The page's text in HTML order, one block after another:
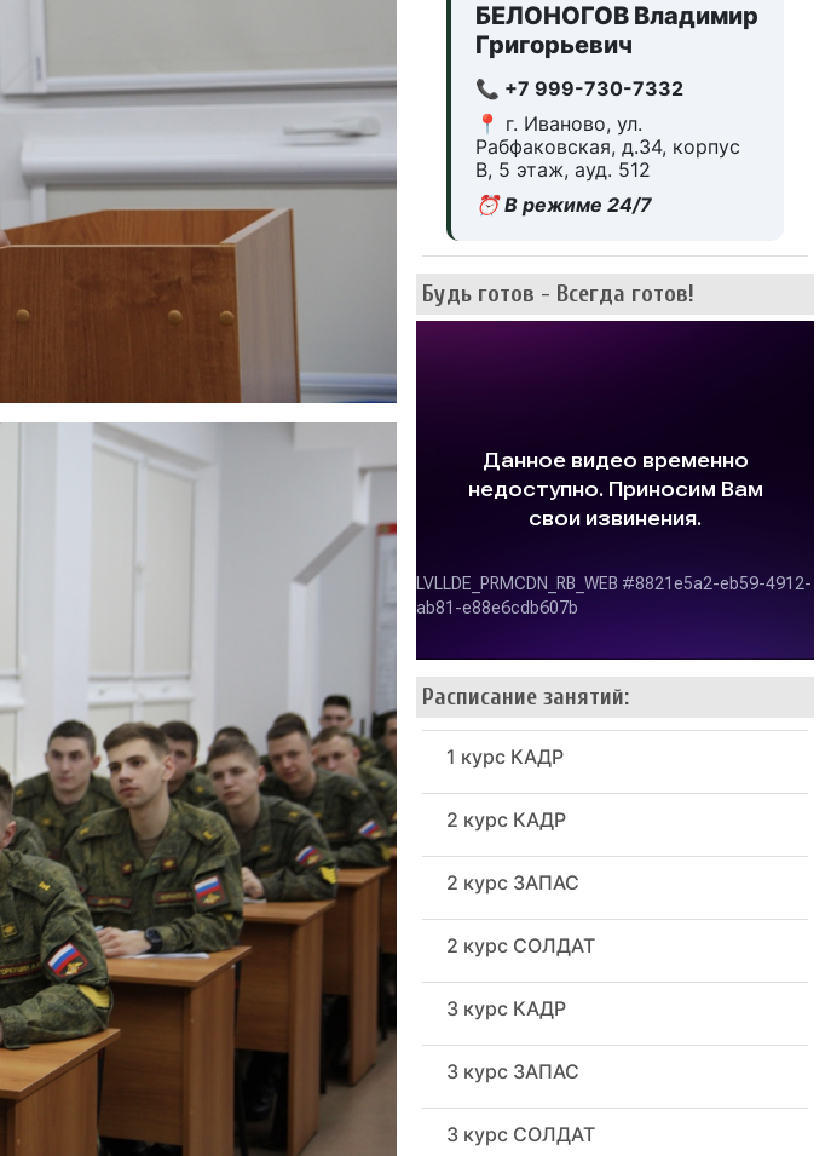
БЕЛОНОГОВ Владимир
Григорьевич
📞 +7 999-730-7332
📍 г. Иваново, ул.
Рабфаковская, д.34, корпус
В, 5 этаж, ауд. 512
⏰ В режиме 24/7
Будь готов - Всегда готов!
Расписание занятий:
1 курс КАДР
2 курс КАДР
2 курс ЗАПАС
2 курс СОЛДАТ
3 курс КАДР
3 курс ЗАПАС
3 курс СОЛДАТ